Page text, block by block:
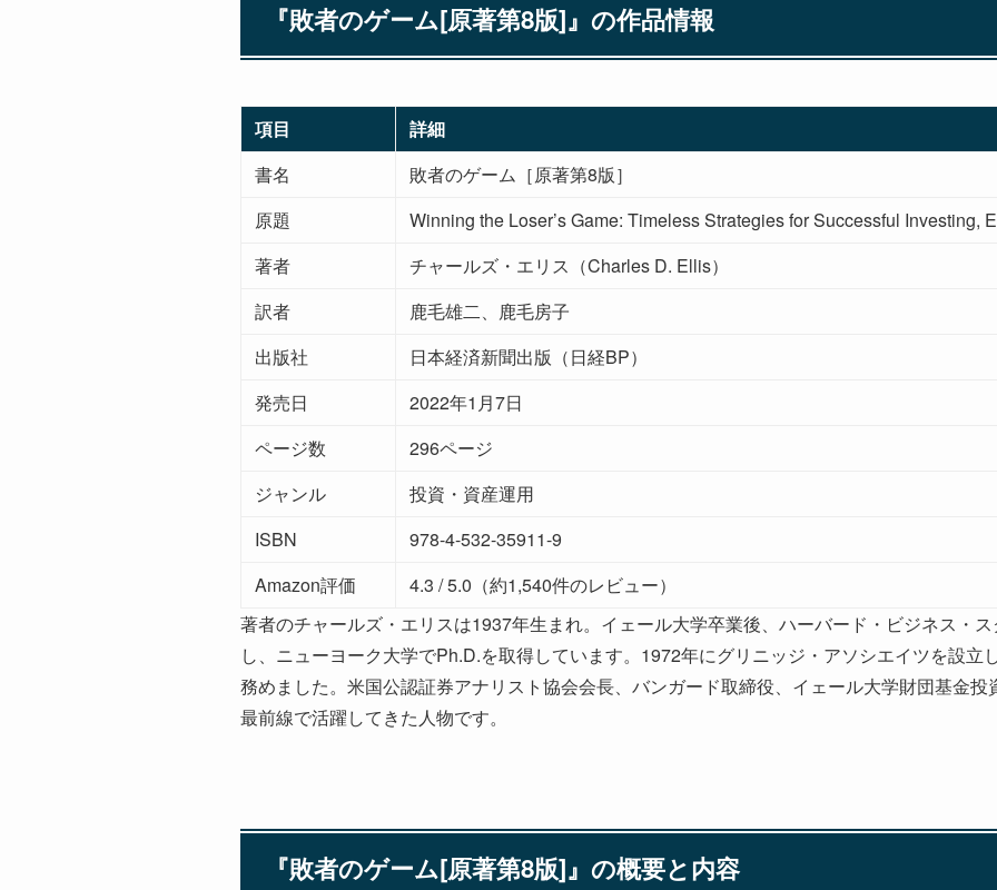
『敗者のゲーム[原著第8版]』の作品情報
項目
詳細
書名
敗者のゲーム［原著第8版］
原題
Winning the Loser’s Game: Timeless Strategies for Successful Investing,
著者
チャールズ・エリス（Charles D. Ellis）
訳者
鹿毛雄二、鹿毛房子
出版社
日本経済新聞出版（日経BP）
発売日
2022年1月7日
ページ数
296ページ
ジャンル
投資・資産運用
ISBN
978-4-532-35911-9
Amazon評価
4.3 / 5.0（約1,540件のレビュー）
著者のチャールズ・エリスは1937年生まれ。イェール大学卒業後、ハーバード・ビジネス・
し、ニューヨーク大学でPh.D.を取得しています。1972年にグリニッジ・アソシエイツを設立
務めました。米国公認証券アナリスト協会会長、バンガード取締役、イェール大学財団基金
最前線で活躍してきた人物です。
『敗者のゲーム[原著第8版]』の概要と内容